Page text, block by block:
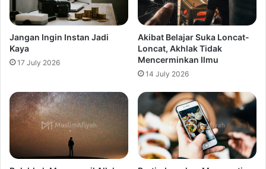
Jangan Ingin Instan Jadi
Kaya
17 July 2026
Akibat Belajar Suka Loncat-
Loncat, Akhlak Tidak
Mencerminkan Ilmu
14 July 2026